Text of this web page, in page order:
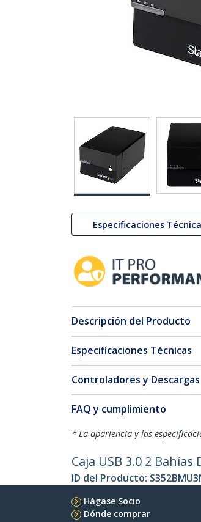
Especificaciones
Descripción del Producto
Especificaciones Técnicas
Controladores y Descargas
FAQ y cumplimiento
* La apariencia y las
Caja USB 3.0 2
ID del Producto:
Hágase Socio
Dónde comprar